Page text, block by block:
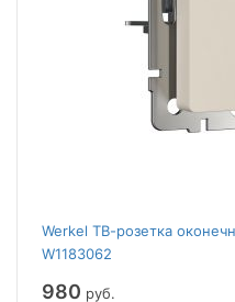
Werkel ТВ-розетка
W1183062
980 руб.